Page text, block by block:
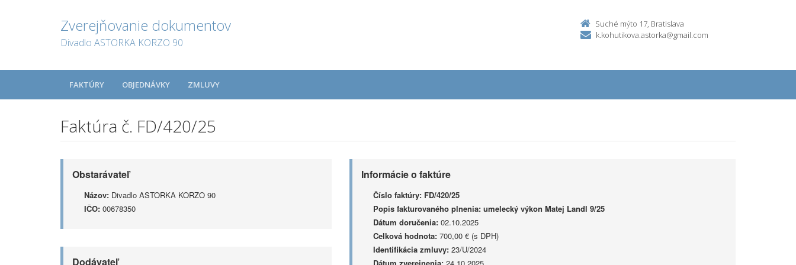
Zverejňovanie dokumentov
Divadlo ASTORKA KORZO 90
Suché mýto 17, Bratislava
k.kohutikova.astorka@gmail.com
FAKTÚRY OBJEDNÁVKY ZMLUVY
Faktúra č. FD/420/25
Obstarávateľ
Názov: Divadlo ASTORKA KORZO 90
IČO: 00678350
Dodávateľ
Informácie o faktúre
Číslo faktúry: FD/420/25
Popis fakturovaného plnenia: umelecký výkon Matej Landl 9/25
Dátum doručenia:02.10.2025
Celková hodnota:700,00 € (s DPH)
Identifikácia zmluvy:23/U/2024